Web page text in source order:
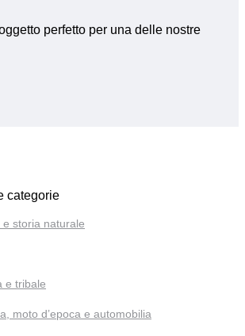
perfetto per una delle nostre
categorie
storia naturale
e tribale
moto d’epoca e automobilia